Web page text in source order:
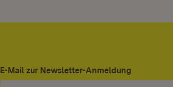
E-Mail zur Newsletter-Anmeldung